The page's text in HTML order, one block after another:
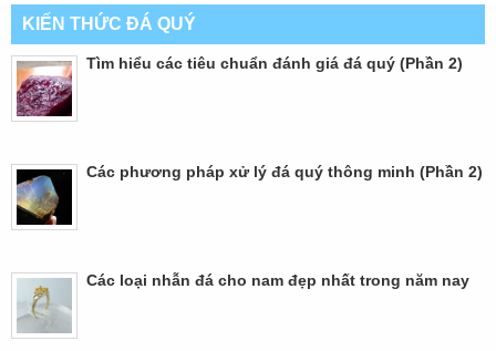
KIẾN THỨC ĐÁ QUÝ
Tìm hiểu các tiêu chuẩn đánh giá đá quý (Phần 2)
Các phương pháp xử lý đá quý thông minh (Phần 2)
Các loại nhẫn đá cho nam đẹp nhất trong năm nay